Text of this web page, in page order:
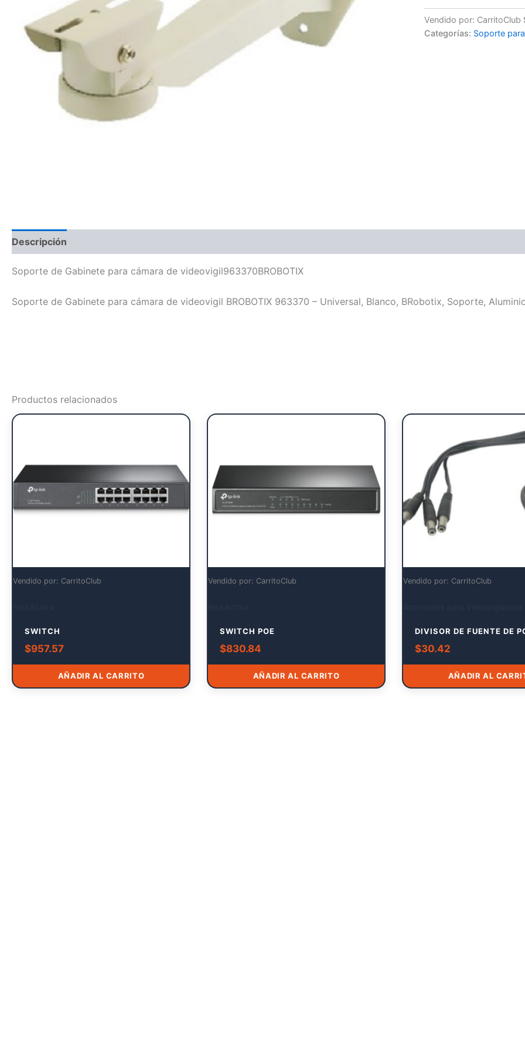
Vendido por: CarritoClub
Categorías: Soporte
Descripción
Soporte de Gabinete para cámara de videovigil963370BROBOTIX
Soporte de Gabinete para cámara de videovigil BROBOTIX 963370 – Universal, Blanco, BRobotix, Soporte,
Productos relacionados
Vendido por: CarritoClub
SWITCH
$957.57
AÑADIR AL CARRITO
Vendido por: CarritoClub
SWITCH POE
$830.84
AÑADIR AL CARRITO
Vendido por: CarritoClub
DIVISOR DE FUENTE DE
$30.42
AÑADIR AL